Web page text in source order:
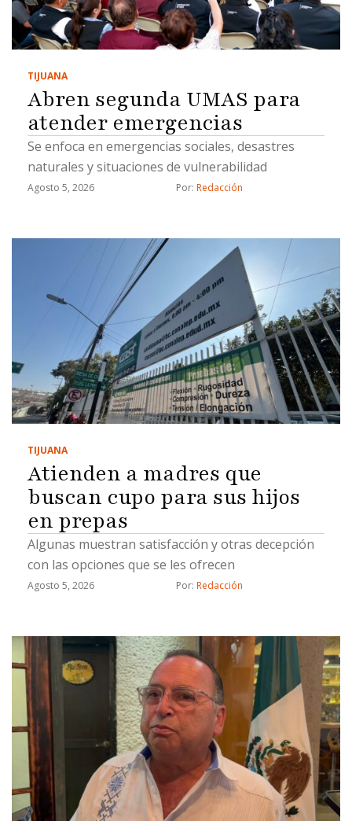
TIJUANA
Abren segunda UMAS para
atender emergencias
Se enfoca en emergencias sociales, desastres
naturales y situaciones de vulnerabilidad
Agosto 5, 2026 Por: Redacción
TIJUANA
Atienden a madres que
buscan cupo para sus hijos
en prepas
Algunas muestran satisfacción y otras decepción
con las opciones que se les ofrecen
Agosto 5, 2026 Por: Redacción